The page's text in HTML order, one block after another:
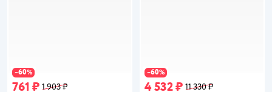
−60%
761 ₽ 1 903 ₽
−60%
4 532 ₽ 11 330 ₽